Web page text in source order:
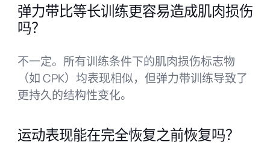
弹力带比等长训练更容易造成肌肉损伤
吗？
不一定。所有训练条件下的肌肉损伤标志物
（如 CPK）均表现相似，但弹力带训练导致了
更持久的结构性变化。
运动表现能在完全恢复之前恢复吗？